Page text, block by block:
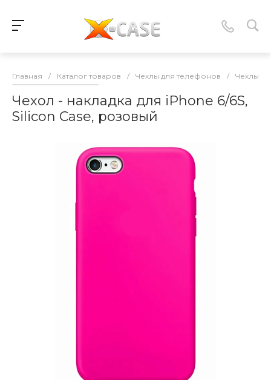
Главная / Каталог товаров / Чехлы для телефонов / Чехлы-
Чехол - накладка для iPhone 6/6S,
Silicon Case, розовый